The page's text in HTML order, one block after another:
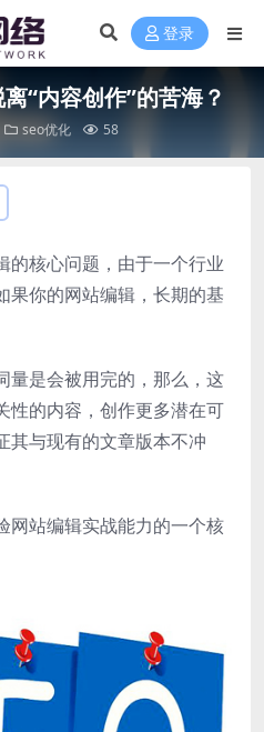
登录
“内容创作”的苦海？
seo优化 58
的核心问题，由于一个行业
果你的网站编辑，长期的基
量是会被用完的，那么，这
性的内容，创作更多潜在可
其与现有的文章版本不冲
网站编辑实战能力的一个核